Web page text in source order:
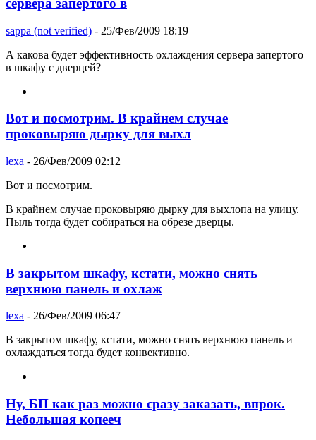
сервера запертого в
sappa (not verified) - 25/Фев/2009 18:19
А какова будет эффективность охлаждения сервера запертого
в шкафу с дверцей?
Вот и посмотрим. В крайнем случае
проковыряю дырку для выхл
lexa - 26/Фев/2009 02:12
Вот и посмотрим.
В крайнем случае проковыряю дырку для выхлопа на улицу.
Пыль тогда будет собираться на обрезе дверцы.
В закрытом шкафу, кстати, можно снять
верхнюю панель и охлаж
lexa - 26/Фев/2009 06:47
В закрытом шкафу, кстати, можно снять верхнюю панель и
охлаждаться тогда будет конвективно.
Ну, БП как раз можно сразу заказать, впрок.
Небольшая копееч